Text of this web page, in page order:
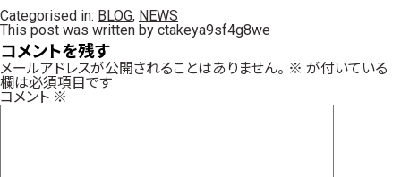
Categorised in: BLOG, NEWS
This post was written by ctakeya9sf4g8we
コメントを残す
メールアドレスが公開されることはありません。 ※ が付いている
欄は必須項目です
コメント ※